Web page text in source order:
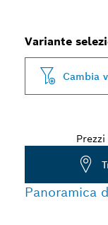
Variante
Cambia
Panoramica